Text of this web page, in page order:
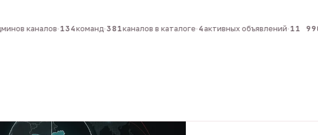
каналов·134команд·381каналов в каталоге·4активных объявлений·11 990